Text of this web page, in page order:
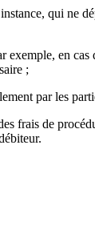
qui ne
exemple, en
;
par les
frais de